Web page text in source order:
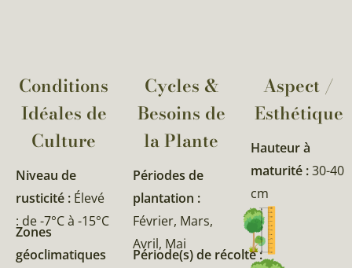
Conditions
Idéales de
Culture
Niveau de
rusticité : Élevé
: de -7°C à -15°C
Zones
géoclimatiques
Cycles &
Besoins de
la Plante​
Périodes de
plantation :
Février, Mars,
Avril, Mai
Période(s) de récolte :
Aspect /
Esthétique
Hauteur à
maturité :30-40
cm